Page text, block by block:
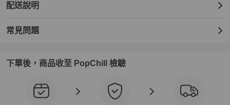
配送說明
常見問題
下單後，商品收至 PopChill 檢驗